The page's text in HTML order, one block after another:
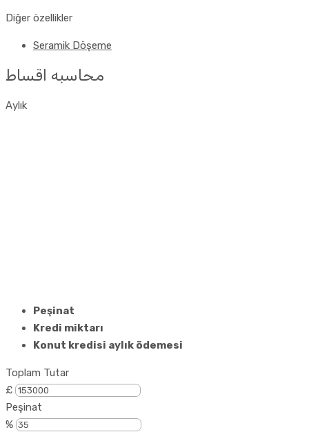
Diğer özellikler
Seramik Döşeme
محاسبه اقساط
Aylık
Peşinat
Kredi miktarı
Konut kredisi aylık ödemesi
Toplam Tutar
£
Peşinat
%